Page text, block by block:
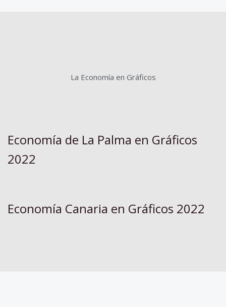
La Economía en Gráficos
Economía de La Palma en Gráficos
2022
Economía Canaria en Gráficos 2022